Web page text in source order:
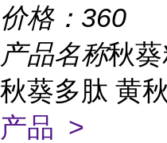
价格： 360
产品名称秋
秋葵多肽 黄
产品 >